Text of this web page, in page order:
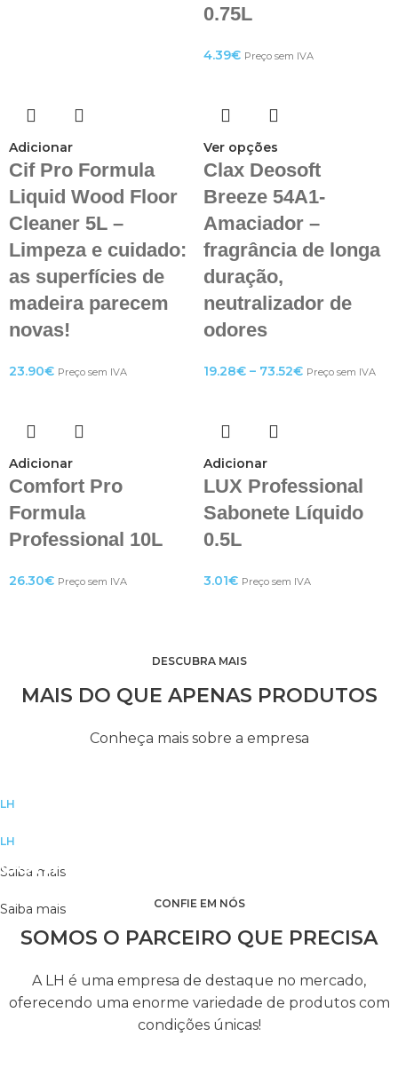
0.75L
4.39€ Preço sem IVA
Adicionar
Cif Pro Formula
Liquid Wood Floor
Cleaner 5L –
Limpeza e cuidado:
as superfícies de
madeira parecem
novas!
23.90€ Preço sem IVA
Ver opções
Clax Deosoft
Breeze 54A1-
Amaciador –
fragrância de longa
duração,
neutralizador de
odores
19.28€ – 73.52€ Preço sem IVA
Adicionar
Comfort Pro
Formula
Professional 10L
26.30€ Preço sem IVA
Adicionar
LUX Professional
Sabonete Líquido
0.5L
3.01€ Preço sem IVA
DESCUBRA MAIS
MAIS DO QUE APENAS PRODUTOS
Conheça mais sobre a empresa
LH
Saiba mais
LH
CONHEÇA OS SERVIÇOS
Saiba mais CONFIE EM NÓS
SOMOS O PARCEIRO QUE PRECISA
A LH é uma empresa de destaque no mercado,
oferecendo uma enorme variedade de produtos com
condições únicas!